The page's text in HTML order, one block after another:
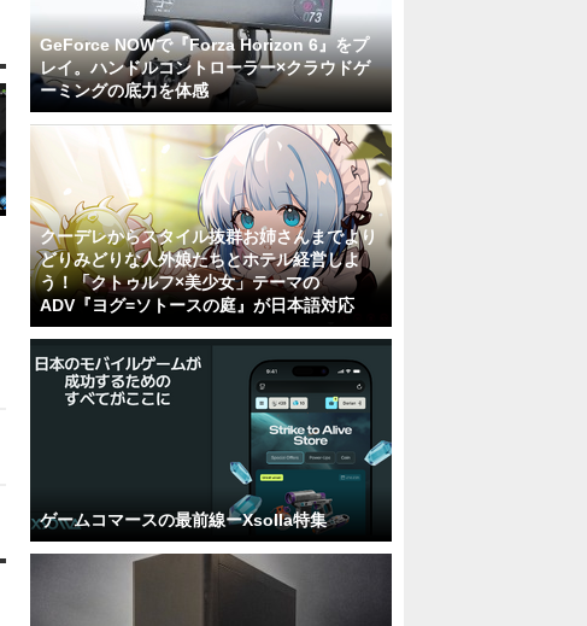
GeForce NOWで『Forza Horizon 6』をプ
レイ。ハンドルコントローラー×クラウドゲ
ーミングの底力を体感
クーデレからスタイル抜群お姉さんまでより
どりみどりな人外娘たちとホテル経営しよ
う！「クトゥルフ×美少女」テーマの
ADV『ヨグ=ソトースの庭』が日本語対応
ゲームコマースの最前線ーXsolla特集